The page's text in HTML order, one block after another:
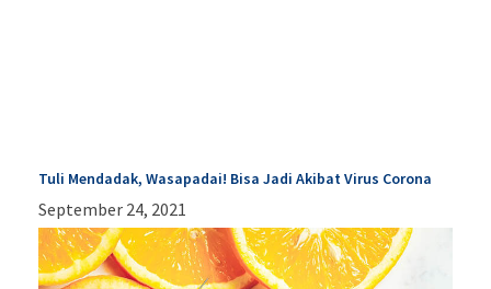
Tuli Mendadak, Wasapadai! Bisa Jadi Akibat Virus Corona
September 24, 2021